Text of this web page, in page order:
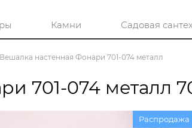
Камни Садовая
Вешалка настенная Фонари 701-074 металл
701-074 металл
Распродажа